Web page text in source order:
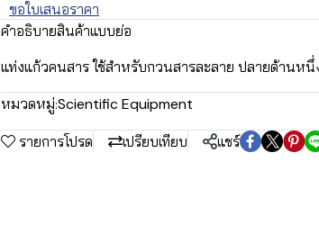
ขอใบเสนอราคา
คำอธิบายสินค้าแบบย่อ
แท่งแก้วคนสาร ใช้สำหรับกวนสารละลาย ปลายด้านหนึ่
หมวดหมู่:Scientific Equipment
รายการโปรด เปรียบเทียบ แชร์